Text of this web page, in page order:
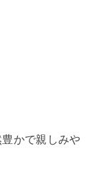
かで親しみや